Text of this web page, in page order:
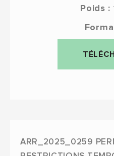
Poids :
ARR_2025_0259